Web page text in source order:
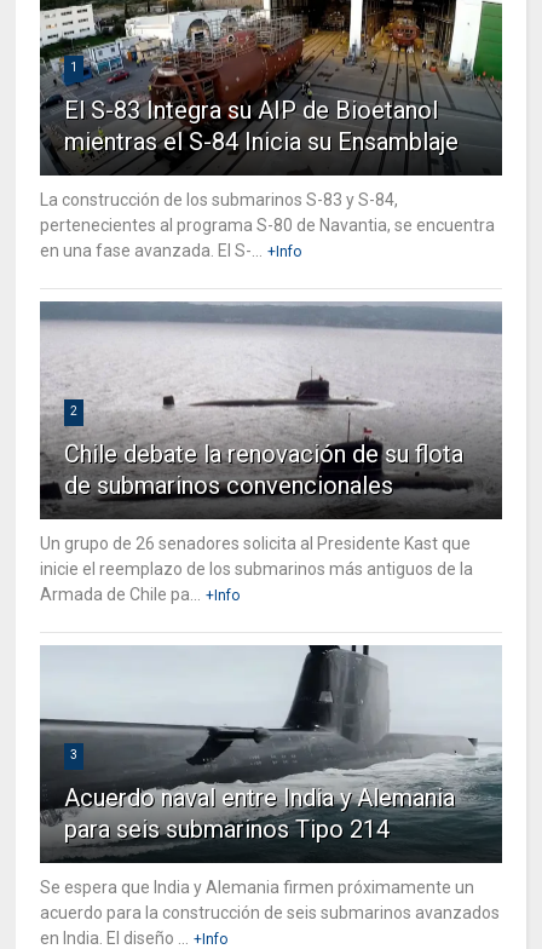
1
El S-83 Integra su AIP de Bioetanol
mientras el S-84 Inicia su Ensamblaje
La construcción de los submarinos S-83 y S-84,
pertenecientes al programa S-80 de Navantia, se encuentra
en una fase avanzada. El S-...
+Info
2
Chile debate la renovación de su flota
de submarinos convencionales
Un grupo de 26 senadores solicita al Presidente Kast que
inicie el reemplazo de los submarinos más antiguos de la
Armada de Chile pa...
+Info
3
Acuerdo naval entre India y Alemania
para seis submarinos Tipo 214
Se espera que India y Alemania firmen próximamente un
acuerdo para la construcción de seis submarinos avanzados
en India. El diseño ...
+Info